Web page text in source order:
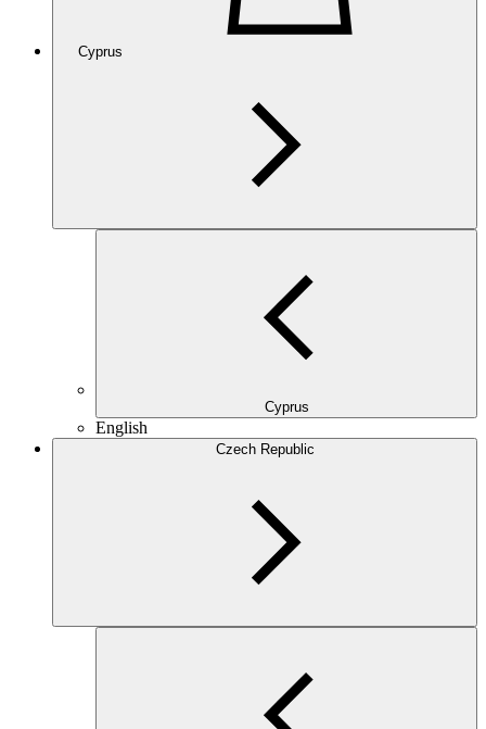
Cyprus
Cyprus
English
Czech Republic